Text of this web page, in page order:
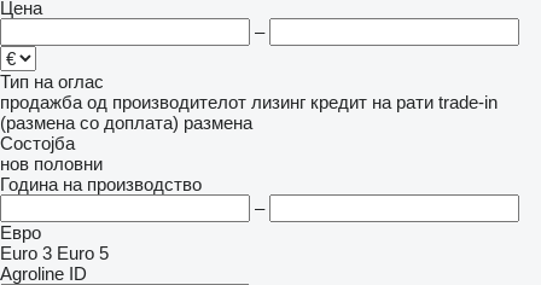
Цена
–
Тип на оглас
продажба од производителот лизинг кредит на рати trade-in
(размена со доплата) размена
Состојба
нов половни
Година на производство
–
Евро
Euro 3 Euro 5
Agroline ID